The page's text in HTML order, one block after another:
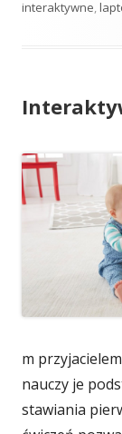
interaktywne,
m
nauczy je
stawiania